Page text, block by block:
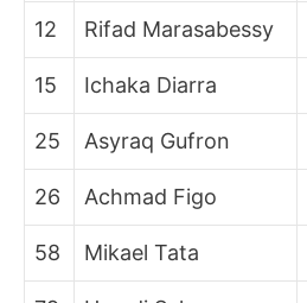
12 Rifad Marasabessy
15 Ichaka Diarra
25 Asyraq Gufron
26 Achmad Figo
58 Mikael Tata